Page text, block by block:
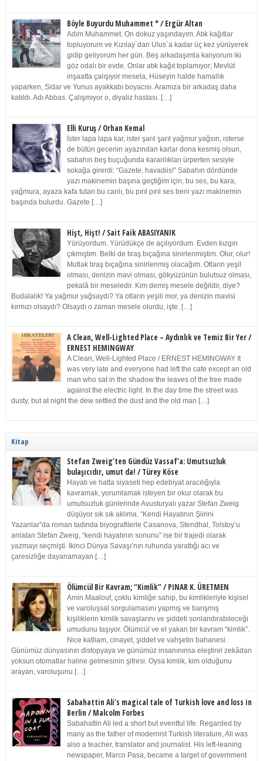
Böyle Buyurdu Muhammet * / Ergür Altan
Adım Muhammet. On dokuz yaşındayım. Atık kağıtlar
topluyorum ve Kızılay`dan Ulus`a kadar üç kez yürüyerek
gidip geliyorum her gün. Beş arkadaşımla kalıyorum iki
göz odalı bir evde. Onlar atık kağıt toplamıyor; Mevlüt
inşaatta çalışıyor mesela, Hüseyin halde hamallık
yaparken, Sidar ve Yunus ayakkabı boyacısı. Aramıza bir arkadaş daha
katıldı. Adı Abbas. Çalışmıyor o, diyaliz hastası. […]
Elli Kuruş / Orhan Kemal
İster lapa lapa kar, ister şarıl şarıl yağmur yağsın, isterse
de bütün gecenin ayazından karlar dona kesmiş olsun,
sabahın beş buçuğunda karanlıkları ürperten sesiyle
sokağa girerdi: “Gazete, havadiis!” Sabahın dördünde
yazı makinemin başına geçtiğim için, bu ses, bu kara,
yağmura, ayaza kafa tutan bu canlı, bu pırıl pırıl ses beni yazı makinemin
başında bulurdu. Gazete […]
Hişt, Hişt! / Sait Faik ABASIYANIK
Yürüyordum. Yürüdükçe de açılıyordum. Evden kızgın
çıkmıştım. Belki de tıraş bıçağına sinirlenmiştim. Olur, olur!
Mutlak tıraş bıçağına sinirlenmiş olacağım. Otların yeşil
olması, denizin mavi olması, gökyüzünün bulutsuz olması,
pekalâ bir meseledir. Kim demiş mesele değildir, diye?
Budalalık! Ya yağmur yağsaydı? Ya otların yeşili mor, ya denizin mavisi
kırmızı olsaydı? Olsaydı o zaman mesele olurdu, işte. […]
A Clean, Well-Lighted Place – Aydınlık ve Temiz Bir Yer /
ERNEST HEMINGWAY
A Clean, Well-Lighted Place / ERNEST HEMINGWAY It
was very late and everyone had left the cafe except an old
man who sat in the shadow the leaves of the tree made
against the electric light. In the day time the street was
dusty, but at night the dew settled the dust and the old man […]
Kitap
Stefan Zweig’ten Gündüz Vassaf’a: Umutsuzluk
bulaşıcıdır, umut da! / Türey Köse
Hayatı ve hatta siyaseti hep edebiyat aracılığıyla
kavramak, yorumlamak isteyen bir okur olarak bu
umutsuzluk günlerinde Avusturyalı yazar Stefan Zweig
düşüyor sık sık aklıma. “Kendi Hayatının Şiirini
Yazanlar”da roman tadında biyografilerle Casanova, Stendhal, Tolstoy’u
anlatan Stefan Zweig, “kendi hayatının sonunu” ise bir trajedi olarak
yazmayı seçmişti. İkinci Dünya Savaşı’nın ruhunda yarattığı acı ve
çaresizliğe dayanamayan […]
Ölümcül Bir Kavram; “Kimlik” / PINAR K. ÜRETMEN
Amin Maalouf, çoklu kimliğe sahip, bu kimlikleriyle kişisel
ve varoluşsal sorgulamasını yapmış ve barışmış
kişiliklerin kimlik savaşlarını ve şiddeti sonlandırabileceği
umudunu taşıyor. Ölümcül ve el yakan bir kavram “kimlik”.
Nice katliam, cinayet, şiddet ve vahşetin bahanesi.
Günümüz dünyasının distopyaya ve günümüz insanınınsa eleştirel zekâdan
yoksun otomatlar haline gelmesinin şifresi. Oysa kimlik, kim olduğunu
arayan, varoluşunu […]
Sabahattin Ali’s magical tale of Turkish love and loss in
Berlin / Malcolm Forbes
Sabahattin Ali led a short but eventful life. Regarded by
many as the father of modernist Turkish literature, Ali was
also a teacher, translator and journalist. His left-leaning
newspaper, Marco Pasa, became a target of government